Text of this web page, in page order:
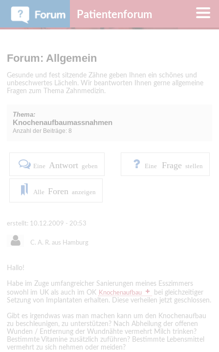
Patientenforum
Forum: Allgemein
Gesunde und fest sitzende Zähne geben Ihnen ein schönes und
unbeschwertes Lächeln. Wir beantworten Ihnen gerne allgemeine
Fragen zum Thema Zahnmedizin.
Thema:
Knochenaufbaumassnahmen
Anzahl der Beiträge: 8
Eine Antwort geben Eine Frage stellen
Alle Foren anzeigen
erstellt: 10.12.2009 - 20:53
C. A. R. aus Hamburg
Hallo!
Habe im Zuge umfangreicher Sanierungen meines Esszimmers
sowohl im UK als auch im OK Knochenaufbau
bei gleichzeitiger
Setzung von Implantaten erhalten. Diese verheilen jetzt geschlossen.
Gibt es irgendwas was man machen kann um den Knochenaufbau
zu beschleunigen, zu unterstützen? Nach Abheilung der offenen
Wunden / Entfernung der Wundnähte vermehrt Milch trinken?
Bestimmte Vitamine zusätzlich zuführen? Bestimmte Lebensmittel
vermehrt zu sich nehmen oder meiden?